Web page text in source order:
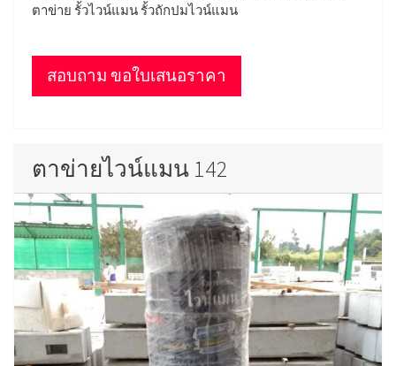
ตาข่าย รั้วไวน์แมน รั้วถักปมไวน์แมน
สอบถาม ขอใบเสนอราคา
ตาข่ายไวน์แมน 142